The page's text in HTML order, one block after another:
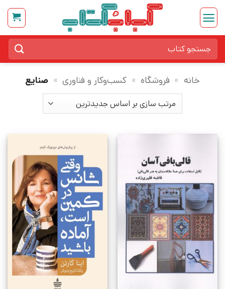
Skip
content
برای:
خانه » فروشگاه » کسب‌وکار و فناوری » صنایع